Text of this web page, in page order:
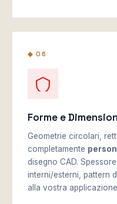
◆ 06
Forme e
Geometrie circolari,
completamente
disegno CAD.
interni/esterni, pattern
alla vostra